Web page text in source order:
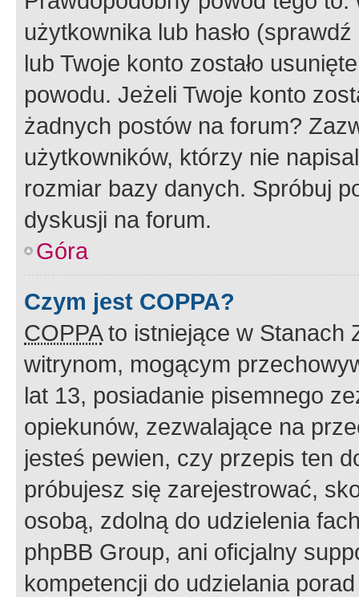
użytkownika lub hasło
lub Twoje konto zostało
powodu. Jeżeli Twoje konto
żadnych postów na forum?
użytkowników, którzy nie
rozmiar bazy danych. Spróbuj
dyskusji na forum.
Góra
Czym jest COPPA?
COPPAto istniejące w Stanach
witrynom, mogącym
lat 13, posiadanie pisemnego
opiekunów, zezwalające na
jesteś pewien, czy przepis ten
próbujesz się zarejestrować,
osobą, zdolną do udzielenia
phpBB Group, ani oficjalny
kompetencji do udzielania